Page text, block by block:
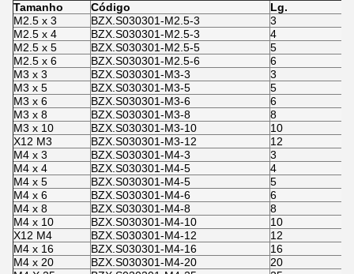
Tamanho Código Lg.
M2.5 x 3
BZX.S030301-M2.5-3 3
M2.5 x 4
BZX.S030301-M2.5-3 4
M2.5 x 5
BZX.S030301-M2.5-5 5
M2.5 x 6
BZX.S030301-M2.5-6 6
M3 x 3
BZX.S030301-M3-3 3
M3 x 5
BZX.S030301-M3-5 5
M3 x 6
BZX.S030301-M3-6 6
M3 x 8
BZX.S030301-M3-8 8
M3 x 10
BZX.S030301-M3-10 10
X12 M3
BZX.S030301-M3-12 12
M4 x 3
BZX.S030301-M4-3 3
M4 x 4
BZX.S030301-M4-5 4
M4 x 5
BZX.S030301-M4-5 5
M4 x 6
BZX.S030301-M4-6 6
M4 x 8
BZX.S030301-M4-8 8
M4 x 10
BZX.S030301-M4-10 10
X12 M4
BZX.S030301-M4-12 12
M4 x 16
BZX.S030301-M4-16 16
M4 x 20
BZX.S030301-M4-20 20